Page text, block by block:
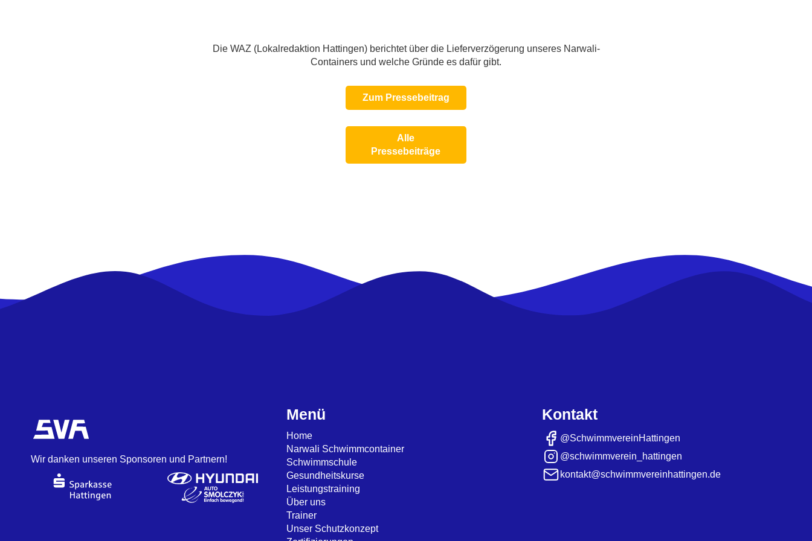
Die WAZ (Lokalredaktion Hattingen) berichtet über die Lieferverzögerung unseres Narwali-
Containers und welche Gründe es dafür gibt.
Zum Pressebeitrag
Alle
Pressebeiträge
Wir danken unseren Sponsoren und Partnern!
Menü
Home
Narwali Schwimmcontainer
Schwimmschule
Gesundheitskurse
Leistungstraining
Über uns
Trainer
Unser Schutzkonzept
Kontakt
@SchwimmvereinHattingen
@schwimmverein_hattingen
kontakt@schwimmvereinhattingen.de